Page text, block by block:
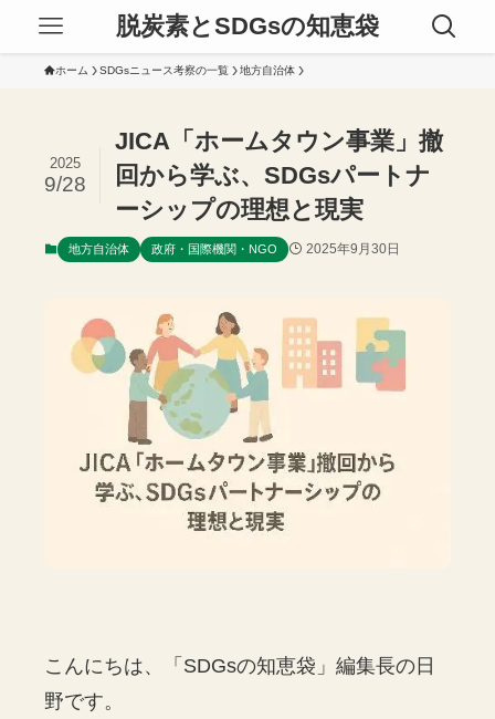
脱炭素とSDGsの知恵袋
ホーム SDGsニュース考察の一覧 地方自治体
JICA「ホームタウン事業」撤
回から学ぶ、SDGsパートナ
ーシップの理想と現実
2025
9/28
地方自治体 政府・国際機関・NGO 2025年9月30日
こんにちは、「SDGsの知恵袋」編集長の日
野です。